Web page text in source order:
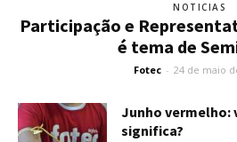
NOTICIAS
Participação e
é tema de
Fotec - 24 de maio
Junho vermelho:
significa?